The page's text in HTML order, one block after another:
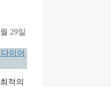
29일
적의